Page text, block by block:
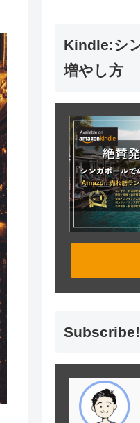
Kindle:シ
増やし方
Subscribe!